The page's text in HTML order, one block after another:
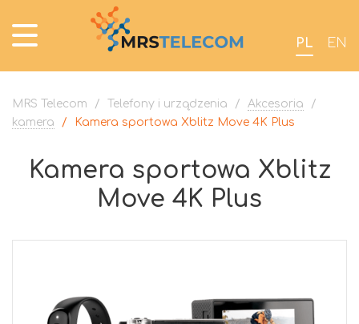
PL EN
MRS Telecom / Telefony i urządzenia / Akcesoria
/
kamera
/ Kamera sportowa Xblitz Move 4K Plus
Kamera sportowa Xblitz
Move 4K Plus